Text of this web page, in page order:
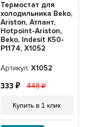
Термостат для
холодильника Beko,
Ariston, Атлант,
Hotpoint-Ariston,
Beko, Indesit K50-
P1174, Х1052
Артикул: Х1052
333 448
Купить в 1 клик